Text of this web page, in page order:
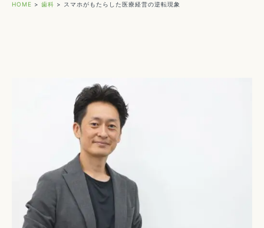
HOME > 歯科 > スマホがもたらした医療経営の逆転現象